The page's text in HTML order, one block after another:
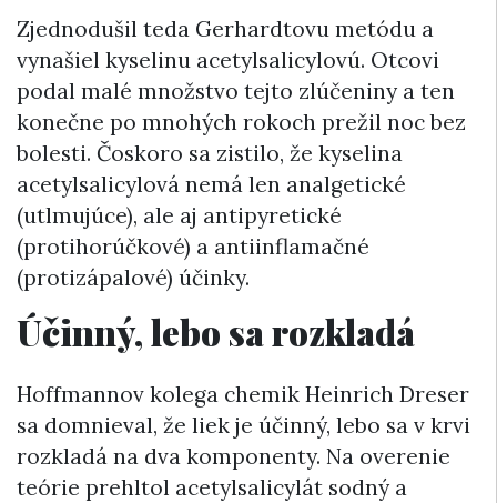
Zjednodušil teda Gerhardtovu metódu a
vynašiel kyselinu acetylsalicylovú. Otcovi
podal malé množstvo tejto zlúčeniny a ten
konečne po mnohých rokoch prežil noc bez
bolesti. Čoskoro sa zistilo, že kyselina
acetylsalicylová nemá len analgetické
(utlmujúce), ale aj antipyretické
(protihorúčkové) a antiinflamačné
(protizápalové) účinky.
Účinný, lebo sa rozkladá
Hoffmannov kolega chemik Heinrich Dreser
sa domnieval, že liek je účinný, lebo sa v krvi
rozkladá na dva komponenty. Na overenie
teórie prehltol acetylsalicylát sodný a